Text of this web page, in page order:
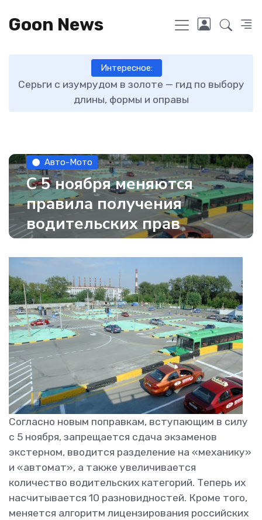
Goon News
Интересное:
Серьги с изумрудом в золоте — гид по выбору
длины, формы и оправы
Авто-Мото
С 5 ноября меняются
правила получения
водительских прав
Согласно новым поправкам, вступающим в силу
с 5 ноября, запрещается сдача экзаменов
экстерном, вводится разделение на «механику»
и «автомат», а также увеличивается
количество водительских категорий. Теперь их
насчитывается 10 разновидностей. Кроме того,
меняется алгоритм лицензирования российских